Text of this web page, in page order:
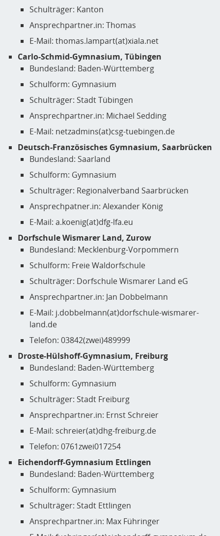
Schulträger: Kanton
Ansprechpartner.in: Thomas
E-Mail: thomas.lampart(at)xiala.net
Carlo-Schmid-Gymnasium, Tübingen
Bundesland: Baden-Württemberg
Schulform: Gymnasium
Schulträger: Stadt Tübingen
Ansprechpartner.in: Michael Sedding
E-Mail: netzadmins(at)csg-tuebingen.de
Deutsch-Französisches Gymnasium, Saarbrücken
Bundesland: Saarland
Schulform: Gymnasium
Schulträger: Regionalverband Saarbrücken
Ansprechpatner.in: Alexander König
E-Mail: a.koenig(at)dfg-lfa.eu
Dorfschule Wismarer Land, Zurow
Bundesland: Mecklenburg-Vorpommern
Schulform: Freie Waldorfschule
Schulträger: Dorfschule Wismarer Land eG
Ansprechpartner.in: Jan Dobbelmann
E-Mail: j.dobbelmann(at)dorfschule-wismarer-
land.de
Telefon: 03842(zwei)489999
Droste-Hülshoff-Gymnasium, Freiburg
Bundesland: Baden-Württemberg
Schulform: Gymnasium
Schulträger: Stadt Freiburg
Ansprechpartner.in: Ernst Schreier
E-Mail: schreier(at)dhg-freiburg.de
Telefon: 0761zwei017254
Eichendorff-Gymnasium Ettlingen
Bundesland: Baden-Württemberg
Schulform: Gymnasium
Schulträger: Stadt Ettlingen
Ansprechpartner.in: Max Führinger